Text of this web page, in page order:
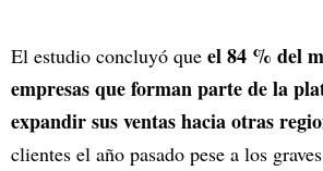
El estudio concluyó que el 84 % del
empresas que forman parte de la
expandir sus ventas hacia otras
clientes el año pasado pese a los